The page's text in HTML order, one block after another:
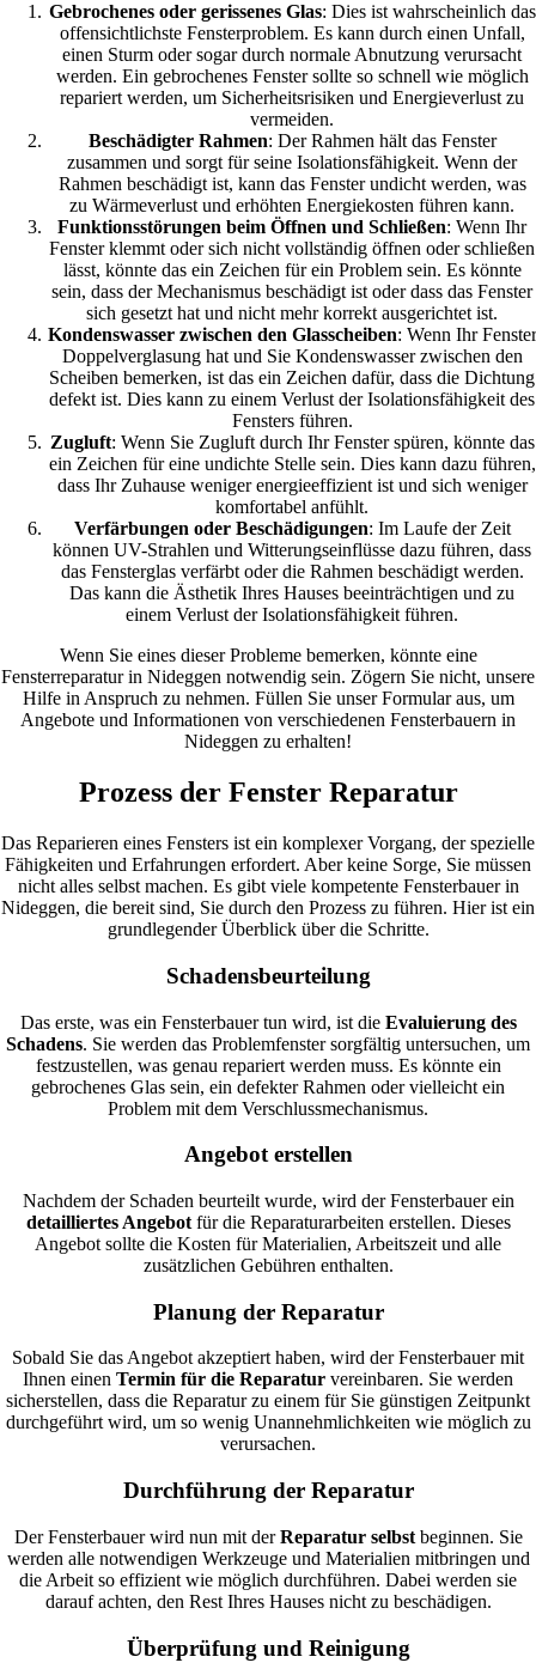
Gebrochenes oder gerissenes Glas: Dies ist wahrscheinlich das
offensichtlichste Fensterproblem. Es kann durch einen Unfall,
einen Sturm oder sogar durch normale Abnutzung verursacht
werden. Ein gebrochenes Fenster sollte so schnell wie möglich
repariert werden, um Sicherheitsrisiken und Energieverlust zu
vermeiden.
Beschädigter Rahmen: Der Rahmen hält das Fenster
zusammen und sorgt für seine Isolationsfähigkeit. Wenn der
Rahmen beschädigt ist, kann das Fenster undicht werden, was
zu Wärmeverlust und erhöhten Energiekosten führen kann.
Funktionsstörungen beim Öffnen und Schließen: Wenn Ihr
Fenster klemmt oder sich nicht vollständig öffnen oder schließen
lässt, könnte das ein Zeichen für ein Problem sein. Es könnte
sein, dass der Mechanismus beschädigt ist oder dass das Fenster
sich gesetzt hat und nicht mehr korrekt ausgerichtet ist.
Kondenswasser zwischen den Glasscheiben: Wenn Ihr Fenster
Doppelverglasung hat und Sie Kondenswasser zwischen den
Scheiben bemerken, ist das ein Zeichen dafür, dass die Dichtung
defekt ist. Dies kann zu einem Verlust der Isolationsfähigkeit des
Fensters führen.
Zugluft: Wenn Sie Zugluft durch Ihr Fenster spüren, könnte das
ein Zeichen für eine undichte Stelle sein. Dies kann dazu führen,
dass Ihr Zuhause weniger energieeffizient ist und sich weniger
komfortabel anfühlt.
Verfärbungen oder Beschädigungen: Im Laufe der Zeit
können UV-Strahlen und Witterungseinflüsse dazu führen, dass
das Fensterglas verfärbt oder die Rahmen beschädigt werden.
Das kann die Ästhetik Ihres Hauses beeinträchtigen und zu
einem Verlust der Isolationsfähigkeit führen.
Wenn Sie eines dieser Probleme bemerken, könnte eine
Fensterreparatur in Nideggen notwendig sein. Zögern Sie nicht, unsere
Hilfe in Anspruch zu nehmen. Füllen Sie unser Formular aus, um
Angebote und Informationen von verschiedenen Fensterbauern in
Nideggen zu erhalten!
Prozess der Fenster Reparatur
Das Reparieren eines Fensters ist ein komplexer Vorgang, der spezielle
Fähigkeiten und Erfahrungen erfordert. Aber keine Sorge, Sie müssen
nicht alles selbst machen. Es gibt viele kompetente Fensterbauer in
Nideggen, die bereit sind, Sie durch den Prozess zu führen. Hier ist ein
grundlegender Überblick über die Schritte.
Schadensbeurteilung
Das erste, was ein Fensterbauer tun wird, ist die Evaluierung des
Schadens. Sie werden das Problemfenster sorgfältig untersuchen, um
festzustellen, was genau repariert werden muss. Es könnte ein
gebrochenes Glas sein, ein defekter Rahmen oder vielleicht ein
Problem mit dem Verschlussmechanismus.
Angebot erstellen
Nachdem der Schaden beurteilt wurde, wird der Fensterbauer ein
detailliertes Angebotfür die Reparaturarbeiten erstellen. Dieses
Angebot sollte die Kosten für Materialien, Arbeitszeit und alle
zusätzlichen Gebühren enthalten.
Planung der Reparatur
Sobald Sie das Angebot akzeptiert haben, wird der Fensterbauer mit
Ihnen einen Termin für die Reparatur vereinbaren. Sie werden
sicherstellen, dass die Reparatur zu einem für Sie günstigen Zeitpunkt
durchgeführt wird, um so wenig Unannehmlichkeiten wie möglich zu
verursachen.
Durchführung der Reparatur
Der Fensterbauer wird nun mit derReparatur selbstbeginnen. Sie
werden alle notwendigen Werkzeuge und Materialien mitbringen und
die Arbeit so effizient wie möglich durchführen. Dabei werden sie
darauf achten, den Rest Ihres Hauses nicht zu beschädigen.
Überprüfung und Reinigung